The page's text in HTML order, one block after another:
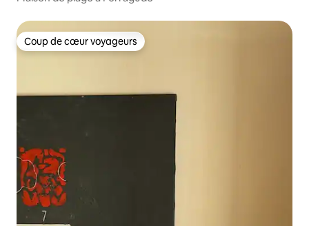
Coup de cœur voyageurs
Coup de cœur voyageurs